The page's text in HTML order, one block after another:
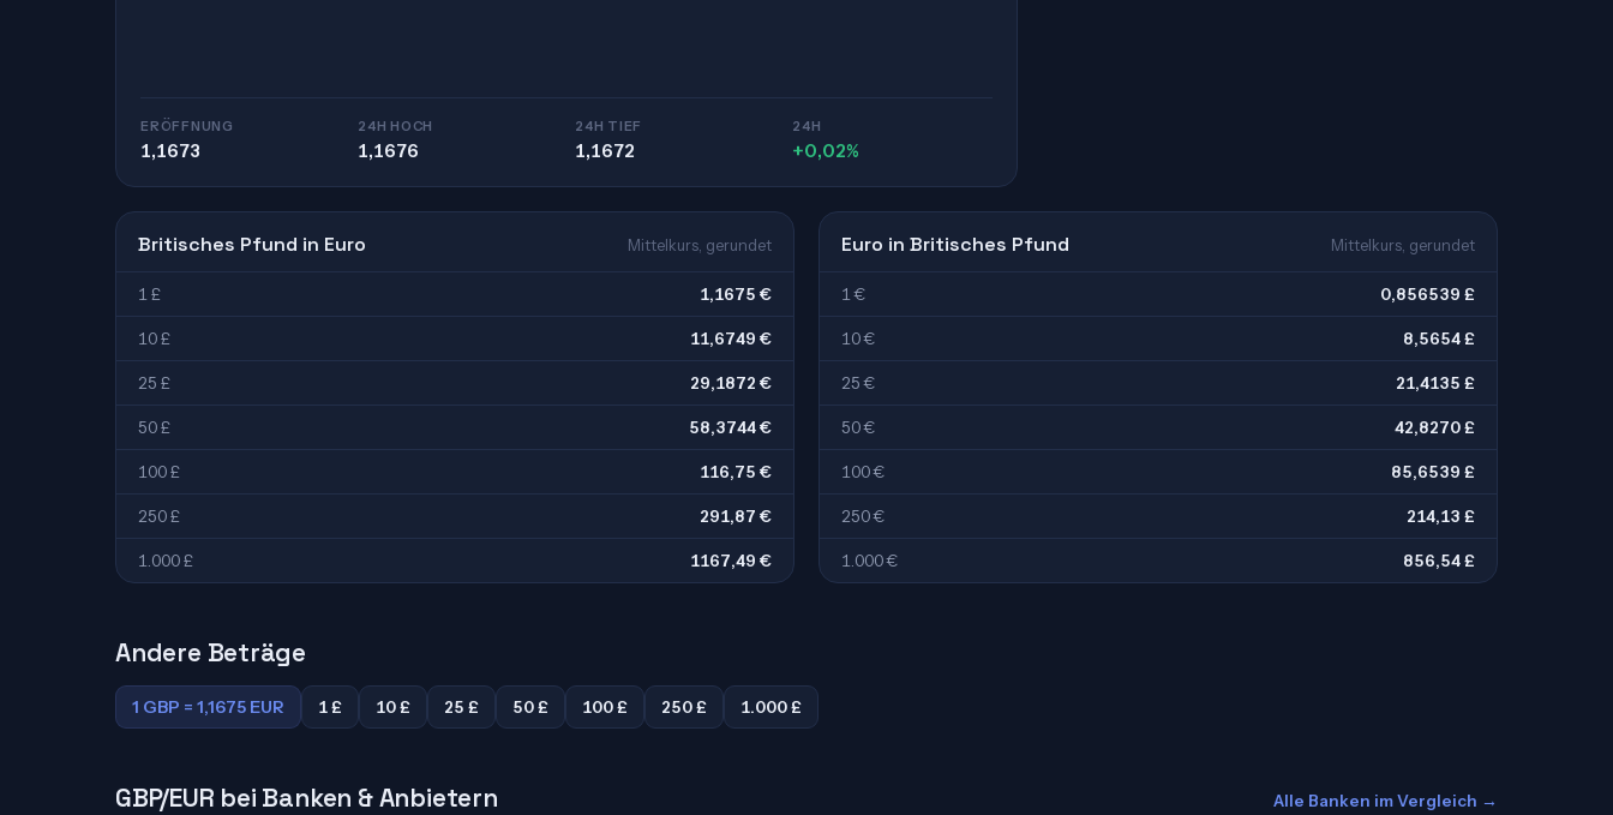
ERÖFFNUNG
1,1673
24H HOCH
1,1676
24H TIEF
1,1672
24H
+0,02%
Britisches Pfund in Euro Mittelkurs, gerundet
1 £ 1,1675 €
10 £ 11,6749 €
25 £ 29,1872 €
50 £ 58,3744 €
100 £ 116,75 €
250 £ 291,87 €
1.000 £ 1167,49 €
Euro in Britisches Pfund Mittelkurs, gerundet
1 € 0,856539 £
10 € 8,5654 £
25 € 21,4135 £
50 € 42,8270 £
100 € 85,6539 £
250 € 214,13 £
1.000 € 856,54 £
Andere Beträge
1 GBP = 1,1675 EUR 1 £ 10 £ 25 £ 50 £ 100 £ 250 £ 1.000 £
GBP/EUR bei Banken & Anbietern Alle Banken im Vergleich →